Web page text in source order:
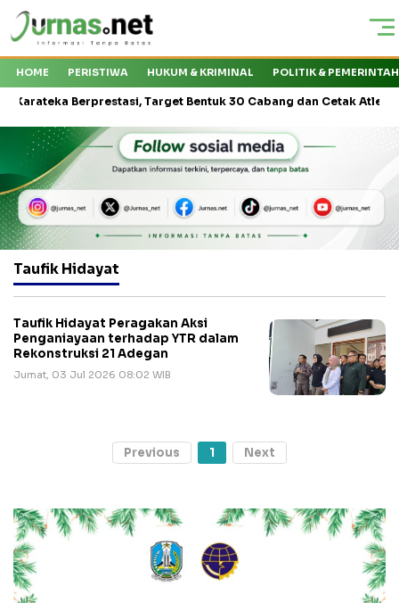
HOME PERISTIWA HUKUM & KRIMINAL POLITIK &
Berprestasi, Target Bentuk 30 Cabang dan Cetak Atlet Nasional
Taufik Hidayat
Taufik Hidayat Peragakan Aksi
Penganiayaan terhadap YTR dalam
Rekonstruksi 21 Adegan
Jumat, 03 Jul 2026 08:02 WIB
Previous 1 Next